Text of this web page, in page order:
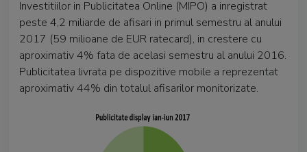
Investitiilor in Publicitatea Online (MIPO) a inregistrat
peste 4,2 miliarde de afisari in primul semestru al anului
2017 (59 milioane de EUR ratecard), in crestere cu
aproximativ 4% fata de acelasi semestru al anului 2016.
Publicitatea livrata pe dispozitive mobile a reprezentat
aproximativ 44% din totalul afisarilor monitorizate.